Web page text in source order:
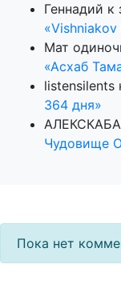
Геннадий к
Мат
«Асхаб
listensilents
364 дня»
Чудовище
Пока нет